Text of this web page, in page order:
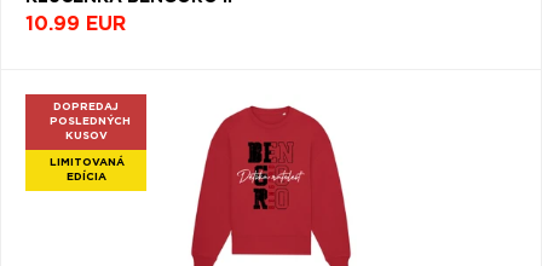
10.99 EUR
DOPREDAJ
POSLEDNÝCH
KUSOV
LIMITOVANÁ
EDÍCIA